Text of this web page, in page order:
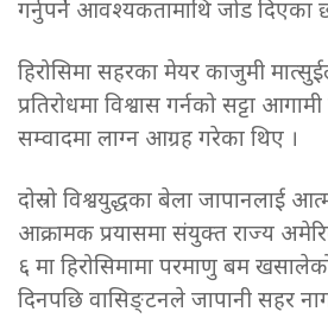
गर्नुपर्ने आवश्यकतामाथि जोड दिएका
हिरोसिमा सहरका मेयर काजुमी
प्रतिरोधमा विश्वास गर्नको सट्टा
सम्वादमा लाग्न आग्रह गरेका थिए ।
दोस्रो विश्वयुद्धका बेला जापानलाई
आक्रामक प्रयासमा संयुक्त राज्य
६ मा हिरोसिमामा परमाणु बम
दिनपछि वासिङ्टनले जापानी सहर